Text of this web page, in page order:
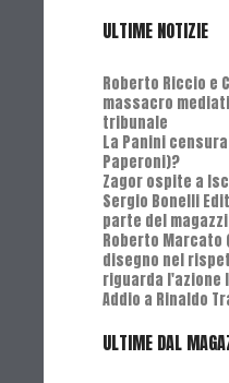
ULTIME NOTIZIE
Roberto Riccio e
massacro
tribunale
La Panini
Paperoni)?
Zagor ospite a
Sergio Bonelli
parte del
Roberto Marcato
disegno nel
riguarda l'azione
Addio a Rinaldo
ULTIME DAL